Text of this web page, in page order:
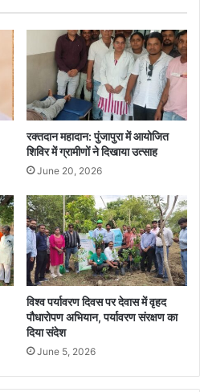
रक्तदान महादान: पुंजापुरा में आयोजित
शिविर में ग्रामीणों ने दिखाया उत्साह
June 20, 2026
विश्व पर्यावरण दिवस पर देवास में वृहद
पौधारोपण अभियान, पर्यावरण संरक्षण का
दिया संदेश
June 5, 2026